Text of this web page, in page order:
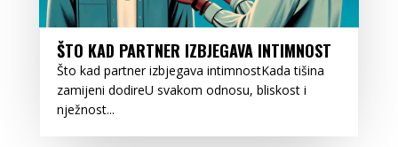
ŠTO KAD PARTNER IZBJEGAVA INTIMNOST
Što kad partner izbjegava intimnostKada tišina
zamijeni dodireU svakom odnosu, bliskost i
nježnost...